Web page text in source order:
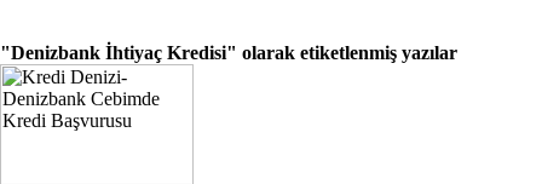
"Denizbank İhtiyaç Kredisi" olarak etiketlenmiş yazılar